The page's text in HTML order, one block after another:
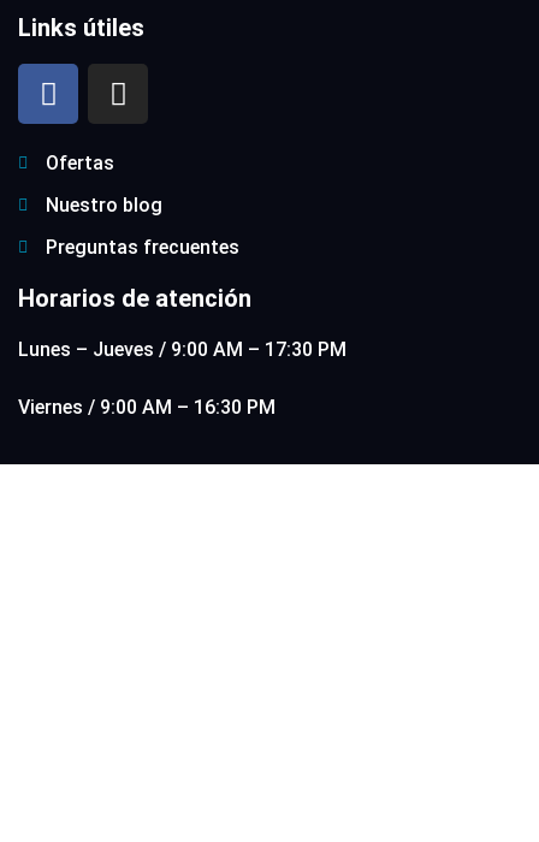
Links útiles
Ofertas
Nuestro blog
Preguntas frecuentes
Horarios de atención
Lunes – Jueves / 9:00 AM – 17:30 PM
Viernes / 9:00 AM – 16:30 PM